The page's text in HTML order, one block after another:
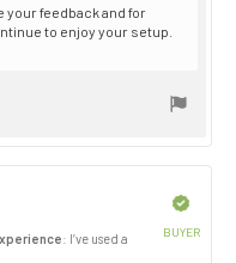
your feedback and for
to enjoy your setup.
: I’ve used a
BUYER